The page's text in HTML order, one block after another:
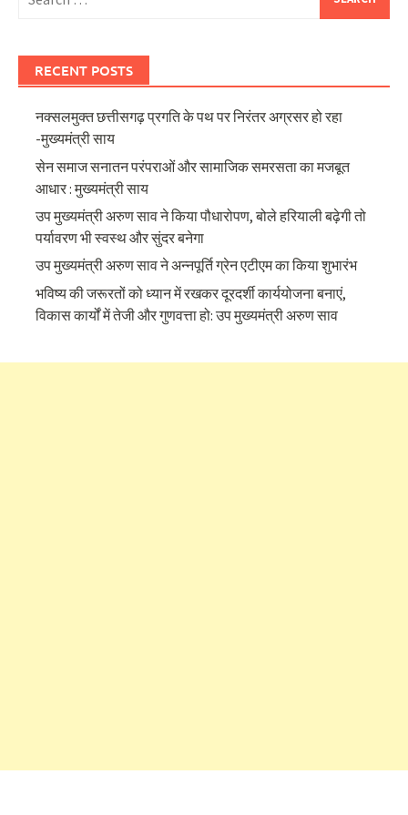
for:
RECENT POSTS
नक्सलमुक्त छत्तीसगढ़ प्रगति के पथ पर निरंतर अग्रसर हो रहा
-मुख्यमंत्री साय
सेन समाज सनातन परंपराओं और सामाजिक समरसता का मजबूत
आधार : मुख्यमंत्री साय
उप मुख्यमंत्री अरुण साव ने किया पौधारोपण, बोले हरियाली बढ़ेगी तो
पर्यावरण भी स्वस्थ और सुंदर बनेगा
उप मुख्यमंत्री अरुण साव ने अन्नपूर्ति ग्रेन एटीएम का किया शुभारंभ
भविष्य की जरूरतों को ध्यान में रखकर दूरदर्शी कार्ययोजना बनाएं,
विकास कार्यों में तेजी और गुणवत्ता हो: उप मुख्यमंत्री अरुण साव